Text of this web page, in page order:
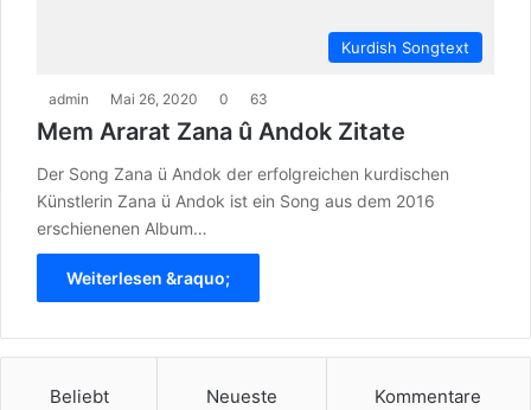
Kurdish Songtext
admin Mai 26, 2020 0 63
Mem Ararat Zana û Andok Zitate
Der Song Zana ü Andok der erfolgreichen kurdischen
Künstlerin Zana ü Andok ist ein Song aus dem 2016
erschienenen Album…
Weiterlesen &raquo;
Beliebt Neueste Kommentare